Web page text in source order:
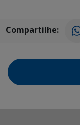
Compartilhe: